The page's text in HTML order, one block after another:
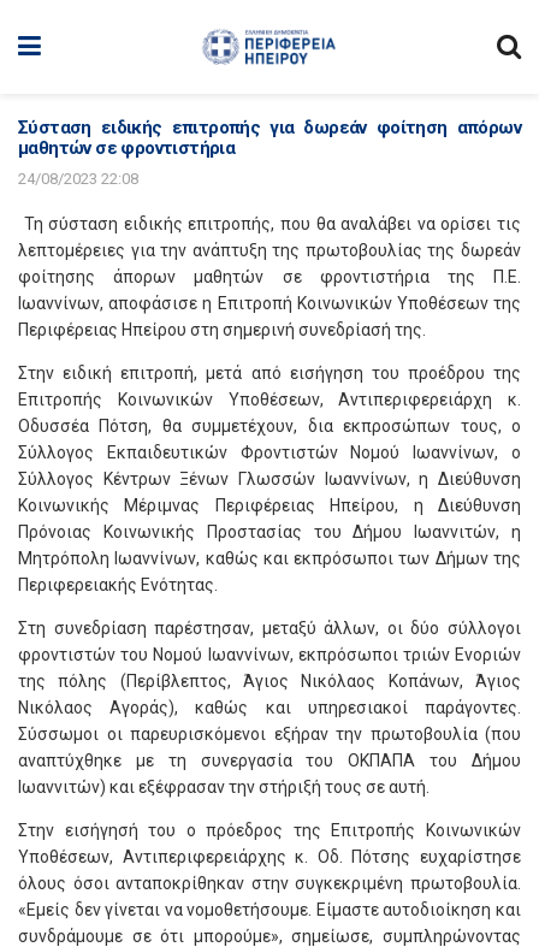
Σύσταση ειδικής επιτροπής για δωρεάν φοίτηση απόρων
μαθητών σε φροντιστήρια
24/08/2023 22:08
Τη σύσταση ειδικής επιτροπής, που θα αναλάβει να ορίσει τις
λεπτομέρειες για την ανάπτυξη της πρωτοβουλίας της δωρεάν
φοίτησης άπορων μαθητών σε φροντιστήρια της Π.Ε.
Ιωαννίνων, αποφάσισε η Επιτροπή Κοινωνικών Υποθέσεων της
Περιφέρειας Ηπείρου στη σημερινή συνεδρίασή της.
Στην ειδική επιτροπή, μετά από εισήγηση του προέδρου της
Επιτροπής Κοινωνικών Υποθέσεων, Αντιπεριφερειάρχη κ.
Οδυσσέα Πότση, θα συμμετέχουν, δια εκπροσώπων τους, ο
Σύλλογος Εκπαιδευτικών Φροντιστών Νομού Ιωαννίνων, ο
Σύλλογος Κέντρων Ξένων Γλωσσών Ιωαννίνων, η Διεύθυνση
Κοινωνικής Μέριμνας Περιφέρειας Ηπείρου, η Διεύθυνση
Πρόνοιας Κοινωνικής Προστασίας του Δήμου Ιωαννιτών, η
Μητρόπολη Ιωαννίνων, καθώς και εκπρόσωποι των Δήμων της
Περιφερειακής Ενότητας.
Στη συνεδρίαση παρέστησαν, μεταξύ άλλων, οι δύο σύλλογοι
φροντιστών του Νομού Ιωαννίνων, εκπρόσωποι τριών Ενοριών
της πόλης (Περίβλεπτος, Άγιος Νικόλαος Κοπάνων, Άγιος
Νικόλαος Αγοράς), καθώς και υπηρεσιακοί παράγοντες.
Σύσσωμοι οι παρευρισκόμενοι εξήραν την πρωτοβουλία (που
αναπτύχθηκε με τη συνεργασία του ΟΚΠΑΠΑ του Δήμου
Ιωαννιτών) και εξέφρασαν την στήριξή τους σε αυτή.
Στην εισήγησή του ο πρόεδρος της Επιτροπής Κοινωνικών
Υποθέσεων, Αντιπεριφερειάρχης κ. Οδ. Πότσης ευχαρίστησε
όλους όσοι ανταποκρίθηκαν στην συγκεκριμένη πρωτοβουλία.
«Εμείς δεν γίνεται να νομοθετήσουμε. Είμαστε αυτοδιοίκηση και
συνδράμουμε σε ότι μπορούμε», σημείωσε, συμπληρώνοντας